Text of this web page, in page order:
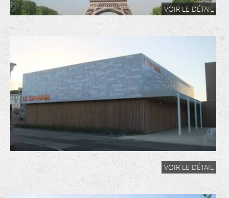
VOIR LE DÉTAIL
VOIR LE DÉTAIL